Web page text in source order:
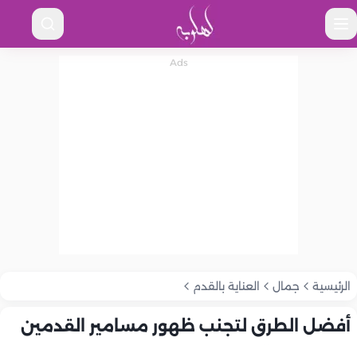
الرئيسية جمال العناية بالقدم
أفضل الطرق لتجنب ظهور مسامير القدمين